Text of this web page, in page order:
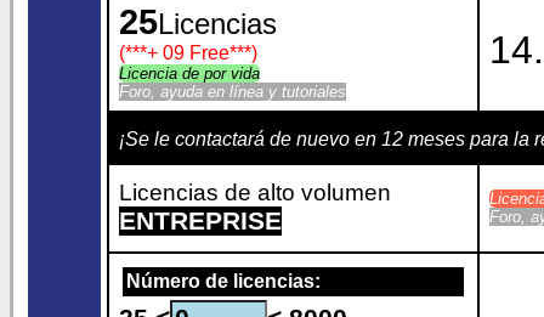
25Licencias
(***+ 09 Free***)
Licencia de por vida
Foro, ayuda en línea y tutoriales
14.
¡Se le contactará de nuevo en 12 meses para
Licencias de alto volumen
ENTREPRISE
Foro,
Número de licencias: